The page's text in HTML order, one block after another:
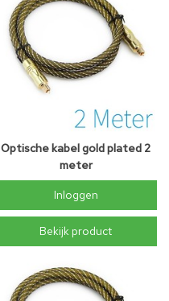
Optische kabel gold plated 2
meter
Inloggen
Bekijk product